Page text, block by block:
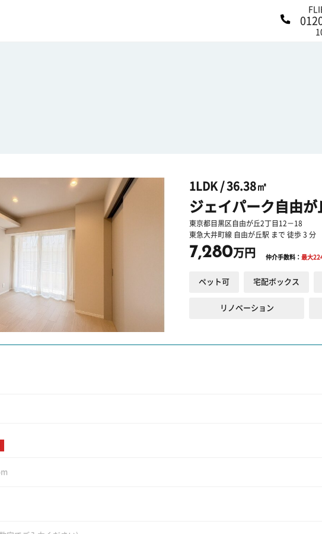
1LDK / 36.38㎡
ジェイパーク自由が
東京都目黒区自由が丘2丁目12－18
東急大井町線 自由が丘駅 まで 徒歩 3 分
7,280万円 仲介手数料： 最大
ペット可 宅配ボックス
リノベーション